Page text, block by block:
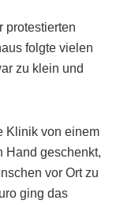
protestierten
folgte vielen
zu klein und
Klinik von einem
Hand geschenkt,
vor Ort zu
ging das